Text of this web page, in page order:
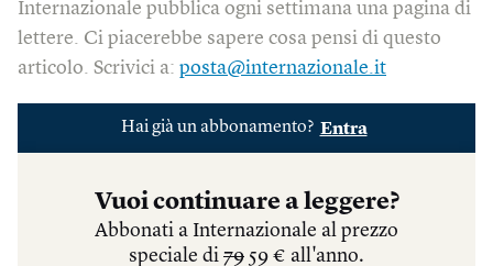
Internazionale pubblica ogni settimana una pagina di
lettere. Ci piacerebbe sapere cosa pensi di questo
articolo. Scrivici a: posta@internazionale.it